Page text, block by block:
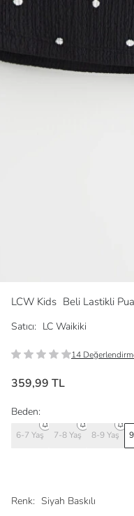
LCW Kids Beli Lastikli
Satıcı: LC Waikiki
14
359,99 TL
Renk: Siyah Baskılı
Beden:
6-7 Yaş 7-8 Yaş 8-9 Yaş